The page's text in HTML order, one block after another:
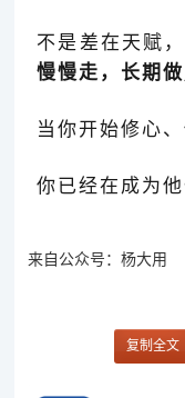
不是差在天赋
慢慢走，长期做
当你开始修心
你已经在成为他
来自公众号：杨大用
复制全文